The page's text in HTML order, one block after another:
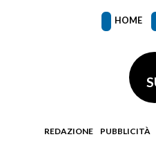
HOME
REDAZIONE PUBBLICITÀ